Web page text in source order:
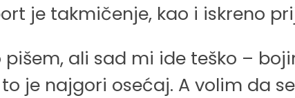
je takmičenje, kao i iskreno
ali sad mi ide teško –
je najgori osećaj. A volim da